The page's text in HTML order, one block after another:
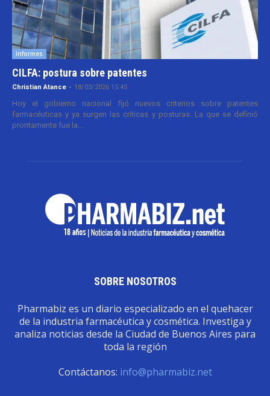
Informes
CILFA: postura sobre patentes
Christian Atance - 18/03/2026 15:45
Hoy el gobierno nacional fijó nuevos criterios sobre patentes
farmacéuticas y ya surgen las críticas y posturas. La que se definió
prontamente fue la...
SOBRE NOSOTROS
Pharmabiz es un diario especializado en el quehacer
de la industria farmacéutica y cosmética. Investiga y
analiza noticias desde la Ciudad de Buenos Aires para
toda la región
Contáctanos: info@pharmabiz.net